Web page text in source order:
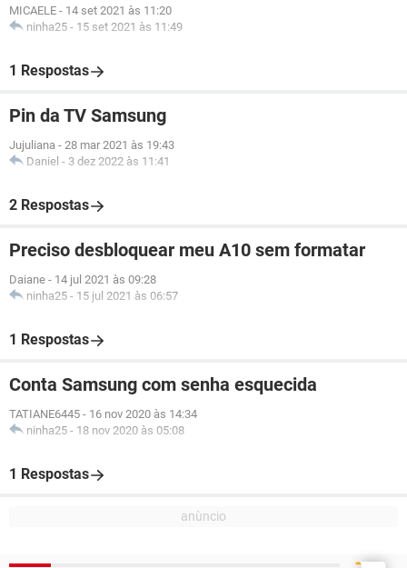
MICAELE - 14 set 2021 às 11:20
ninha25 - 15 set 2021 às 11:49
1 Respostas
Pin da TV Samsung
Jujuliana - 28 mar 2021 às 19:43
Daniel - 3 dez 2022 às 11:41
2 Respostas
Preciso desbloquear meu A10 sem formatar
Daiane - 14 jul 2021 às 09:28
ninha25 - 15 jul 2021 às 06:57
1 Respostas
Conta Samsung com senha esquecida
TATIANE6445 - 16 nov 2020 às 14:34
ninha25 - 18 nov 2020 às 05:08
1 Respostas